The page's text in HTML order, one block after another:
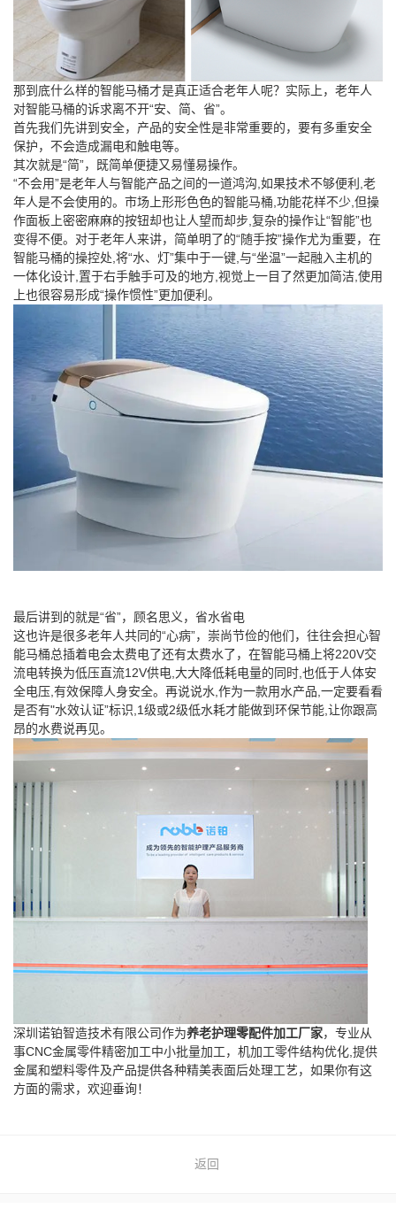
那到底什么样的智能马桶才是真正适合老年人呢？实际上，老年人
对智能马桶的诉求离不开“安、简、省”。
首先我们先讲到安全，产品的安全性是非常重要的，要有多重安全
保护，不会造成漏电和触电等。
其次就是“简”，既简单便捷又易懂易操作。
“不会用”是老年人与智能产品之间的一道鸿沟,如果技术不够便利,老
年人是不会使用的。市场上形形色色的智能马桶,功能花样不少,但操
作面板上密密麻麻的按钮却也让人望而却步,复杂的操作让“智能”也
变得不便。对于老年人来讲，简单明了的“随手按”操作尤为重要，在
智能马桶的操控处,将“水、灯”集中于一键,与“坐温”一起融入主机的
一体化设计,置于右手触手可及的地方,视觉上一目了然更加简洁,使用
上也很容易形成“操作惯性”更加便利。
最后讲到的就是“省”，顾名思义，省水省电
这也许是很多老年人共同的“心病”，崇尚节俭的他们，往往会担心智
能马桶总插着电会太费电了还有太费水了，在智能马桶上将220V交
流电转换为低压直流12V供电,大大降低耗电量的同时,也低于人体安
全电压,有效保障人身安全。再说说水,作为一款用水产品,一定要看看
是否有"水效认证”标识,1级或2级低水耗才能做到环保节能,让你跟高
昂的水费说再见。
深圳诺铂智造技术有限公司作为养老护理零配件加工厂家，专业从
事CNC金属零件精密加工中小批量加工，机加工零件结构优化,提供
金属和塑料零件及产品提供各种精美表面后处理工艺，如果你有这
方面的需求，欢迎垂询！
返回